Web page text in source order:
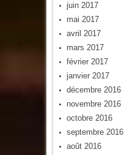
juin 2017
mai 2017
avril 2017
mars 2017
février 2017
janvier 2017
décembre 2016
novembre 2016
octobre 2016
septembre 2016
août 2016